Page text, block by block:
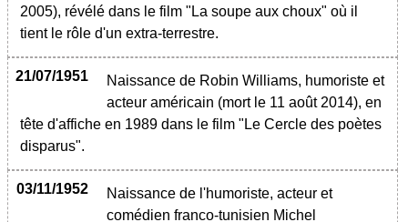
2005), révélé dans le film "La soupe aux choux" où il
tient le rôle d'un extra-terrestre.
21/07/1951
Naissance de Robin Williams, humoriste et
acteur américain (mort le 11 août 2014), en
tête d'affiche en 1989 dans le film "Le Cercle des poètes
disparus".
03/11/1952
Naissance de l'humoriste, acteur et
comédien franco-tunisien Michel